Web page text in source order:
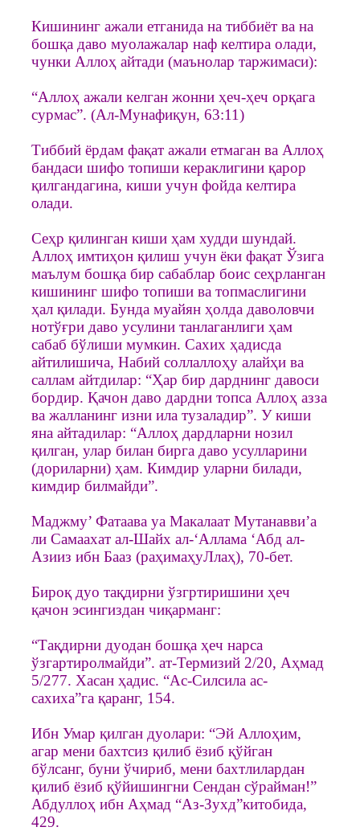
Кишининг ажали етганида на тиббиёт ва на
бошқа даво муолажалар наф келтира олади,
чунки Аллоҳ айтади (маънолар таржимаси):
“Аллоҳ ажали келган жонни ҳеч-ҳеч орқага
сурмас”. (Ал-Мунафиқун, 63:11)
Тиббий ёрдам фақат ажали етмаган ва Аллоҳ
бандаси шифо топиши кераклигини қарор
қилгандагина, киши учун фойда келтира
олади.
Сеҳр қилинган киши ҳам худди шундай.
Аллоҳ имтиҳон қилиш учун ёки фақат Ўзига
маълум бошқа бир сабаблар боис сеҳрланган
кишининг шифо топиши ва топмаслигини
ҳал қилади. Бунда муайян ҳолда даволовчи
нотўғри даво усулини танлаганлиги ҳам
сабаб бўлиши мумкин. Сахих ҳадисда
айтилишича, Набий соллаллоҳу алайҳи ва
саллам айтдилар: “Ҳар бир дарднинг давоси
бордир. Қачон даво дардни топса Аллоҳ азза
ва жалланинг изни ила тузаладир”. У киши
яна айтадилар: “Аллоҳ дардларни нозил
қилган, улар билан бирга даво усулларини
(дориларни) ҳам. Кимдир уларни билади,
кимдир билмайди”.
Маджму’ Фатаава уа Макалаат Мутанавви’а
ли Самаахат ал-Шайх ал-‘Аллама ‘Абд ал-
Азииз ибн Баaз (раҳимаҳуЛлаҳ), 70-бет.
Бироқ дуо тақдирни ўзгртиришини ҳеч
қачон эсингиздан чиқарманг:
“Тақдирни дуодан бошқа ҳеч нарса
ўзгартиролмайди”. ат-Термизий 2/20, Аҳмад
5/277. Хасан ҳадис. “Ас-Силсила ас-
сахиха”га қаранг, 154.
Ибн Умар қилган дуолари: “Эй Аллоҳим,
агар мени бахтсиз қилиб ёзиб қўйган
бўлсанг, буни ўчириб, мени бахтлилардан
қилиб ёзиб қўйишингни Сендан сўрайман!”
Абдуллоҳ ибн Аҳмад “Аз-Зухд”китобида,
429.